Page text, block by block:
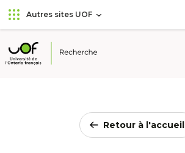
Aller
au
principal
Passer
au
Autres sites UOF
Université
Retour à l'accueil